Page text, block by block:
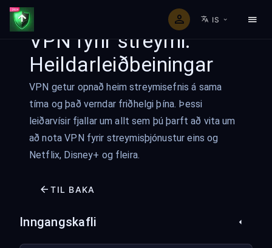
IS
VPN fyrir streymi:
Heildarleiðbeiningar
VPN getur opnað heim streymisefnis á sama
tíma og það verndar friðhelgi þína. Þessi
leiðarvísir fjallar um allt sem þú þarft að vita um
að nota VPN fyrir streymisþjónustur eins og
Netflix, Disney+ og fleira.
TIL BAKA
Inngangskafli